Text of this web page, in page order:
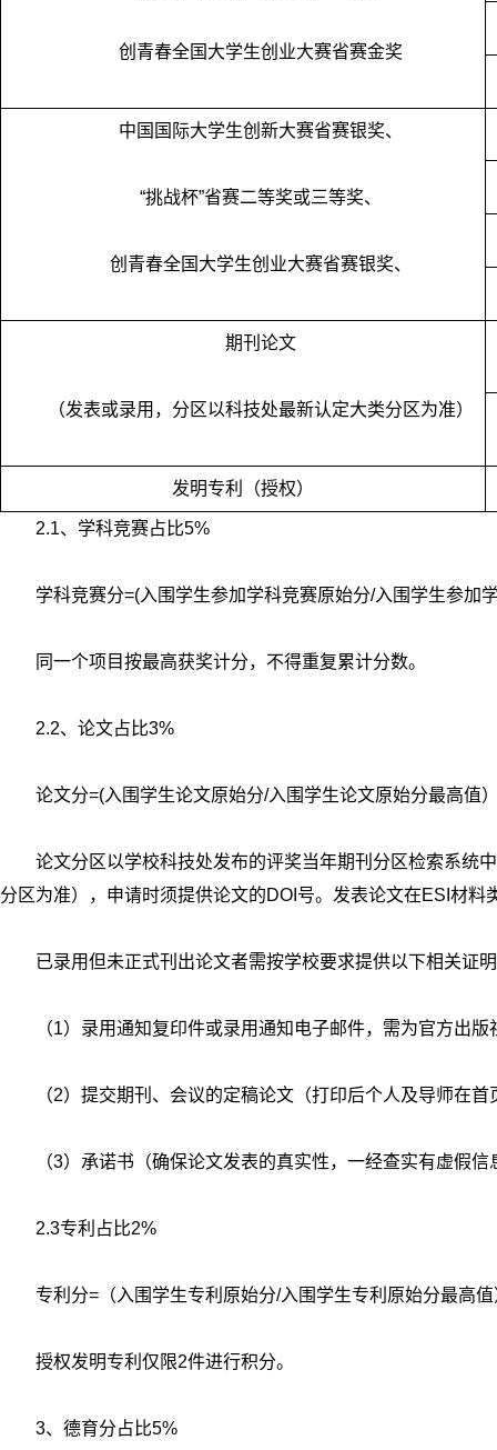
创青春全国大学生创业大赛省赛金奖
中国国际大学生创新大赛省赛银奖、
“挑战杯”省赛二等奖或三等奖、
创青春全国大学生创业大赛省赛银奖、
期刊论文
（发表或录用，分区以科技处最新认定大类分区为准）
发明专利（授权）
2.1、学科竞赛占比5%
学科竞赛分=(入围学生参加学科竞赛原始分/入围学生参加
同一个项目按最高获奖计分，不得重复累计分数。
2.2、论文占比3%
论文分=(入围学生论文原始分/入围学生论文原始分最高值
论文分区以学校科技处发布的评奖当年期刊分区检索系统
分区为准），申请时须提供论文的DOI号。发表论文在ESI材
已录用但未正式刊出论文者需按学校要求提供以下相关证
（1）录用通知复印件或录用通知电子邮件，需为官方出
（2）提交期刊、会议的定稿论文（打印后个人及导师在首
（3）承诺书（确保论文发表的真实性，一经查实有虚假
2.3专利占比2%
专利分=（入围学生专利原始分/入围学生专利原始分最高
授权发明专利仅限2件进行积分。
3、德育分占比5%